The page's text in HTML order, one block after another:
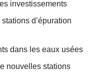
investissements
d’épuration
dans les eaux usées
nouvelles stations